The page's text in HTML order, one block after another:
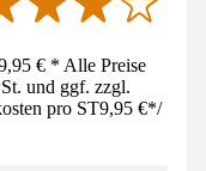
€ * Alle Preise
und ggf. zzgl.
pro ST9,95 €*/